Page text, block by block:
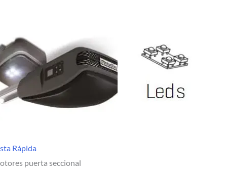
Rápida
puerta seccional